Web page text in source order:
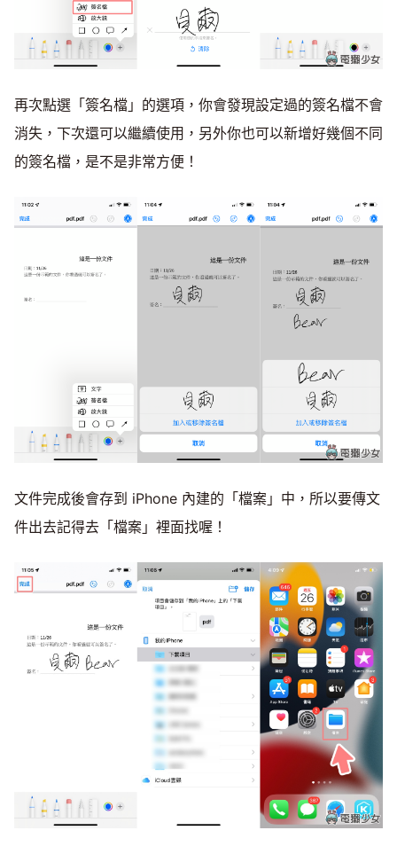
再次點選「簽名檔」的選項，你會發現設定過的簽名檔不會
消失，下次還可以繼續使用，另外你也可以新增好幾個不同
的簽名檔，是不是非常方便！
文件完成後會存到 iPhone 內建的「檔案」中，所以要傳文
件出去記得去「檔案」裡面找喔！